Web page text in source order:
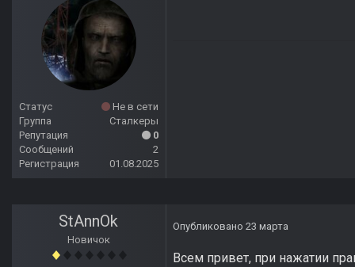
Статус
Не в сети
Группа
Сталкеры
Репутация
0
Сообщений
2
Регистрация
01.08.2025
StAnnOk
Новичок
Опубликовано 23 марта
Всем привет, при нажатии